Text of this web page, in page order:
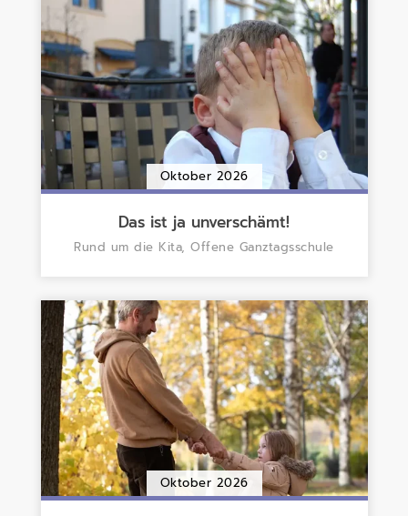
Oktober 2026
Das ist ja unverschämt!
Rund um die Kita, Offene Ganztagsschule
Oktober 2026